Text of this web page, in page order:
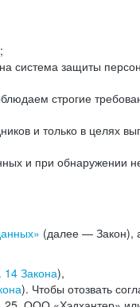
защиты
строгие
и только в целях
и при обнаружении
(далее — Закон),
14 Закона),
). Чтобы отозвать